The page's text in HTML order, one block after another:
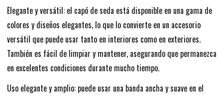
Elegante y versátil: el capó de seda está disponible en una gama de
colores y diseños elegantes, lo que lo convierte en un accesorio
versátil que puede usar tanto en interiores como en exteriores.
También es fácil de limpiar y mantener, asegurando que permanezca
en excelentes condiciones durante mucho tiempo.
Uso elegante y amplio: puede usar una banda ancha y suave en el